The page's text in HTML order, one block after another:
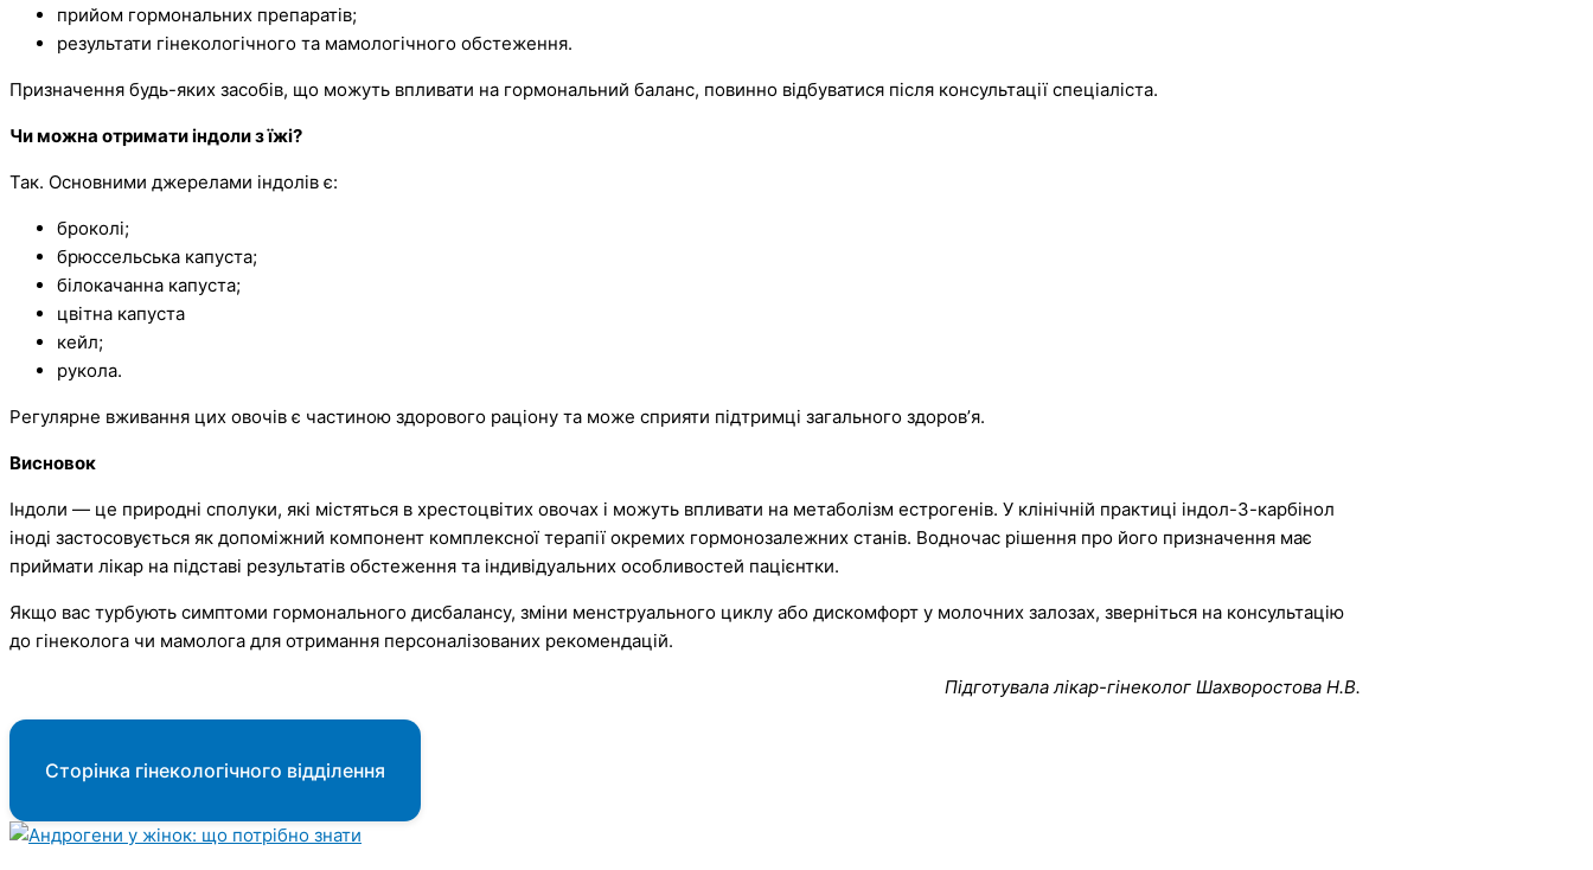
прийом гормональних препаратів;
результати гінекологічного та мамологічного обстеження.
Призначення будь-яких засобів, що можуть впливати на гормональний баланс, повинно відбуватися після консультації спеціаліста.
Чи можна отримати індоли з їжі?
Так. Основними джерелами індолів є:
броколі;
брюссельська капуста;
білокачанна капуста;
цвітна капуста
кейл;
рукола.
Регулярне вживання цих овочів є частиною здорового раціону та може сприяти підтримці загального здоровʼя.
Висновок
Індоли — це природні сполуки, які містяться в хрестоцвітих овочах і можуть впливати на метаболізм естрогенів. У клінічній практиці індол-3-карбінол
іноді застосовується як допоміжний компонент комплексної терапії окремих гормонозалежних станів. Водночас рішення про його призначення має
приймати лікар на підставі результатів обстеження та індивідуальних особливостей пацієнтки.
Якщо вас турбують симптоми гормонального дисбалансу, зміни менструального циклу або дискомфорт у молочних залозах, зверніться на консультацію
до гінеколога чи мамолога для отримання персоналізованих рекомендацій.
Підготувала лікар-гінеколог Шахворостова Н.В.
Сторінка гінекологічного відділення